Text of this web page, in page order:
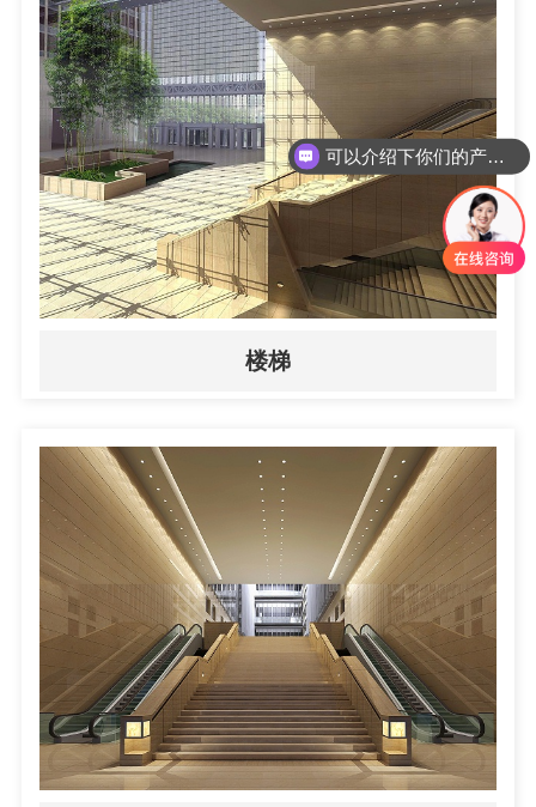
楼梯
可以介绍下你们的产品么